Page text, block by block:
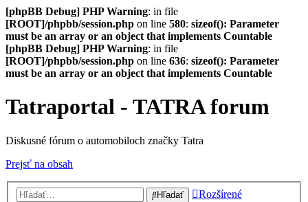
[phpBB Debug] PHP Warning: in file
[ROOT]/phpbb/session.php on line 580: sizeof(): Parameter
must be an array or an object that implements Countable
[phpBB Debug] PHP Warning: in file
[ROOT]/phpbb/session.php on line 636: sizeof(): Parameter
must be an array or an object that implements Countable
Tatraportal - TATRA forum
Diskusné fórum o automobiloch značky Tatra
Prejsť na obsah
Hľadať
Rozšírené